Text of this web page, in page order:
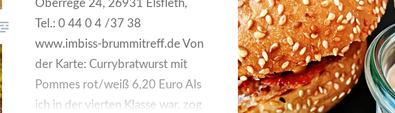
Oberrege 24, 26931 Elsfleth,
Tel.: 0 44 0 4 /37 38
www.imbiss-brummitreff.de Von
der Karte: Currybratwurst mit
Pommes rot/weiß 6,20 Euro Als
ich in der vierten Klasse war, zog